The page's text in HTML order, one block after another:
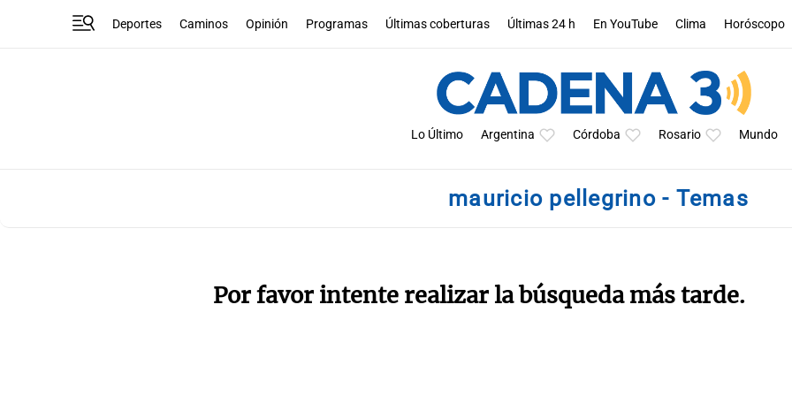
Deportes Caminos Opinión Programas Últimas coberturas Últimas 24 h En YouTube Clima Horóscopo
Lo Último Argentina Córdoba Rosario Mundo
mauricio pellegrino - Temas
Por favor intente realizar la búsqueda más tarde.